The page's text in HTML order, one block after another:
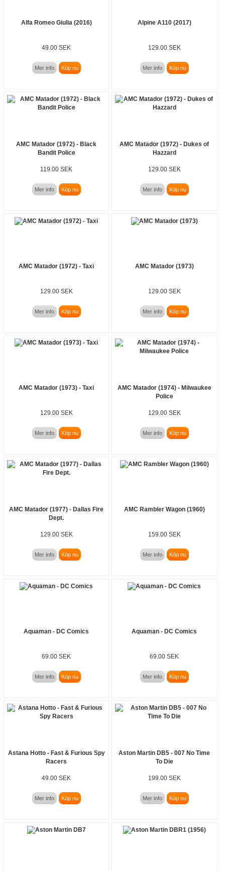
Alfa Romeo Giulia (2016)
49.00 SEK
Mer info Köp nu
Alpine A110 (2017)
129.00 SEK
Mer info Köp nu
AMC Matador (1972) - Black
Bandit Police
119.00 SEK
Mer info Köp nu
AMC Matador (1972) - Dukes of
Hazzard
129.00 SEK
Mer info Köp nu
AMC Matador (1972) - Taxi
129.00 SEK
Mer info Köp nu
AMC Matador (1973)
129.00 SEK
Mer info Köp nu
AMC Matador (1973) - Taxi
129.00 SEK
Mer info Köp nu
AMC Matador (1974) - Milwaukee
Police
129.00 SEK
Mer info Köp nu
AMC Matador (1977) - Dallas Fire
Dept.
129.00 SEK
Mer info Köp nu
AMC Rambler Wagon (1960)
159.00 SEK
Mer info Köp nu
Aquaman - DC Comics
69.00 SEK
Mer info Köp nu
Aquaman - DC Comics
69.00 SEK
Mer info Köp nu
Astana Hotto - Fast & Furious Spy
Racers
49.00 SEK
Mer info Köp nu
Aston Martin DB5 - 007 No Time
To Die
199.00 SEK
Mer info Köp nu